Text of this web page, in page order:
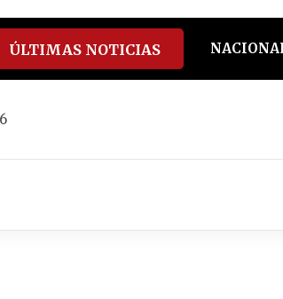
tiktokyoutube
spotify
ÚLTIMAS NOTICIAS